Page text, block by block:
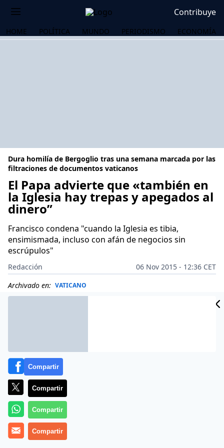
Contribuye
HOME POLÍTICA MUNDO PERIODISMO ECONOMÍA
Dura homilía de Bergoglio tras una semana marcada por las
filtraciones de documentos vaticanos
El Papa advierte que «también en
la Iglesia hay trepas y apegados al
dinero”
Francisco condena "cuando la Iglesia es tibia,
ensimismada, incluso con afán de negocios sin
escrúpulos"
Redacción
06 Nov 2015 - 12:36 CET
Archivado en: VATICANO
Compartir
Compartir
Compartir
Compartir